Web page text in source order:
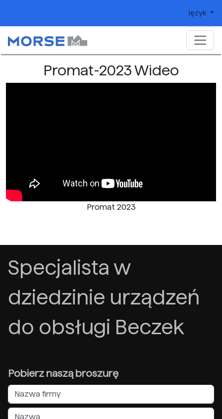
Język
Promat-2023 Wideo
Promat 2023
Specjalista w
dziedzinie urządzeń
do obsługi Beczek
Pobierz naszą broszurę